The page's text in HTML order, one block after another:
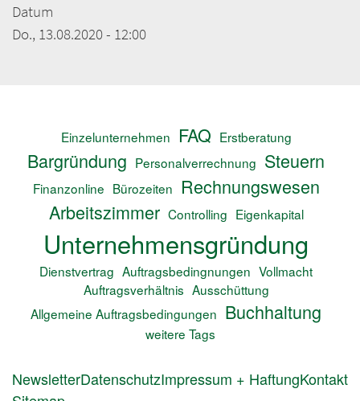
Datum
Do., 13.08.2020 - 12:00
Einzelunternehmen FAQ Erstberatung
Bargründung Personalverrechnung Steuern
Finanzonline Bürozeiten Rechnungswesen
Arbeitszimmer Controlling Eigenkapital
Unternehmensgründung
Dienstvertrag Auftragsbedingnungen Vollmacht
Auftragsverhältnis Ausschüttung
Allgemeine Auftragsbedingungen Buchhaltung
weitere Tags
FUSSZEILENMENÜ
NewsletterDatenschutzImpressum + HaftungKontakt